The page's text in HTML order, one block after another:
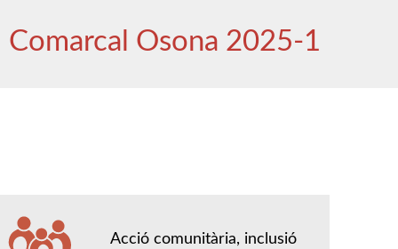
Comarcal Osona 2025-1
Acció comunitària, inclusió